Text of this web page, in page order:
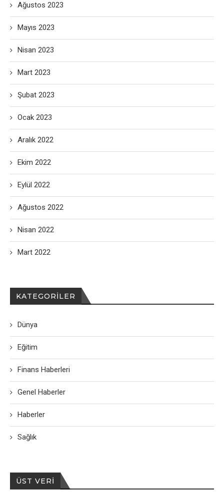
Ağustos 2023
Mayıs 2023
Nisan 2023
Mart 2023
Şubat 2023
Ocak 2023
Aralık 2022
Ekim 2022
Eylül 2022
Ağustos 2022
Nisan 2022
Mart 2022
KATEGORILER
Dünya
Eğitim
Finans Haberleri
Genel Haberler
Haberler
Sağlık
ÜST VERI